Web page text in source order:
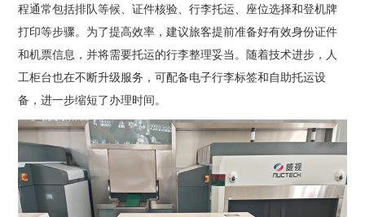
程通常包括排队等候、证件核验、行李托运、座位选择和登机牌
打印等步骤。为了提高效率，建议旅客提前准备好有效身份证件
和机票信息，并将需要托运的行李整理妥当。随着技术进步，人
工柜台也在不断升级服务，可配备电子行李标签和自助托运设
备，进一步缩短了办理时间。